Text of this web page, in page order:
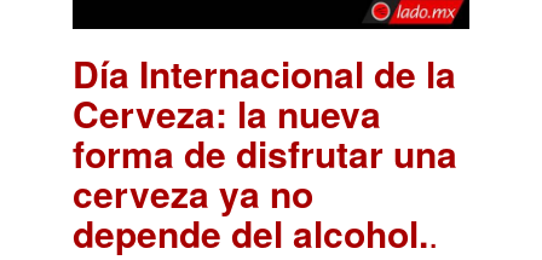
Día Internacional de la
Cerveza: la nueva
forma de disfrutar una
cerveza ya no
depende del alcohol..